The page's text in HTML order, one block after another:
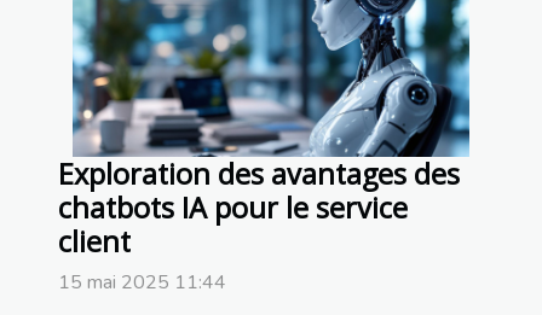
Exploration des avantages des
chatbots IA pour le service
client
15 mai 2025 11:44